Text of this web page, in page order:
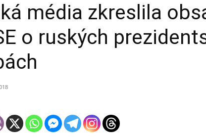
média zkreslila
o ruských